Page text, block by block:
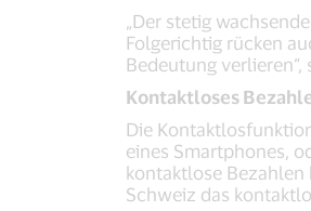
„Der stetig
Folgerichtig rücken
Bedeutung
Kontaktloses
Die
eines Smartphones,
kontaktlose
Schweiz das